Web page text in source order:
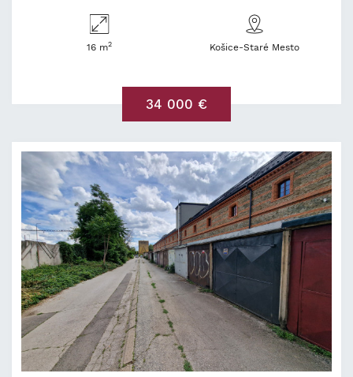
16 m2 Košice-Staré Mesto
34 000 €